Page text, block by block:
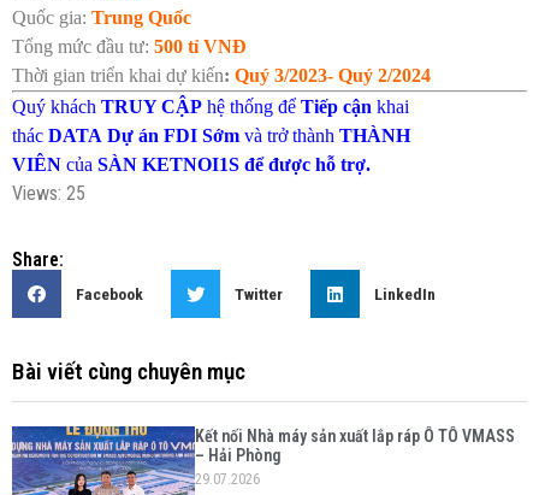
Quốc gia: Trung Quốc
Tổng mức đầu tư: 500 tỉ VNĐ
Thời gian triển khai dự kiến: Quý 3/2023- Quý 2/2024
Quý khách TRUY CẬP hệ thống để Tiếp cận khai
thác DATA Dự án FDI Sớm và trở thành THÀNH
VIÊN của SÀN KETNOI1S để được hỗ trợ.
Views: 25
Share:
Facebook Twitter LinkedIn
Bài viết cùng chuyên mục
Kết nối Nhà máy sản xuất lắp ráp Ô TÔ VMASS
– Hải Phòng
29.07.2026